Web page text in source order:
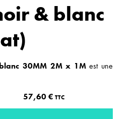
& blanc
30MM 2M x 1Mest une
57,60 € TTC